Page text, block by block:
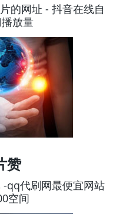
的网址 - 抖音在线自
放量
赞
qq代刷网最便宜网站
空间